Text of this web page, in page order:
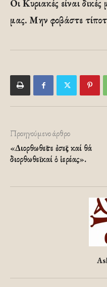
Οι Κυριακές είναι δικές
μας. Μην φοβάστε
Προηγούμενο άρθρο
«Διορθωθεῖτε ἐσεῖς καί θά
διορθωθεῖ καί ὁ ἱερέας».